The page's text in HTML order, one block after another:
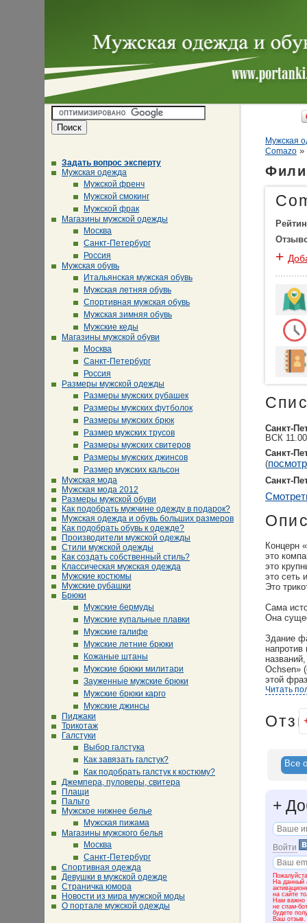
Задать вопрос эксперту
Мужская одежда
Мужской френч
Мужской смокинг
Мужской фрак
Магазины мужской одежды
Москва
Санкт-Петербург
Россия
Мужская обувь
Итальянская мужская обувь
Мужская летняя обувь
Спортивная мужская обувь
Мужская зимняя обувь
Мужские кеды
Магазины мужской обуви
Москва
Санкт-Петербург
Россия
Размеры мужской одежды
Размеры мужских рубашек
Размеры мужских футболок
Размеры мужских брюк
Размер мужских трусов
Размеры мужских свитеров
Размеры мужских джинсов
Размер мужских кальсон
Мужская мода
Мужская мода 2012
Размеры мужской обуви
Как подобрать мужчине одежду в подарок?
Мужская одежда и обувь больших размеров
Как подобрать обувь к одежде?
Производители мужской одежды
Стили мужской одежды
Как создать собственный стиль?
Классическая мужская одежда
Мужские костюмы
Мужские рубашки
Брюки
Мужские бермуды
Мужские купальные плавки
Мужские галифе
Мужские летние брюки
Кожаные штаны
Мужские брюки милитари
Зауженные мужские брюки
Мужские брюки карго
Мужские джинсы
Пиджаки
Трикотаж
Галстуки
Выбор галстука
Как завязать галстук?
Как подобрать галстук к костюму?
Джемпера, пуловеры, свитера
Плащи
Пальто
Мужское нижнее белье
Мужская пижама
Магазины мужского белья
Москва
Санкт-Петербург
Спортивная одежда
Девушки в мужской одежде
Страничка юмора
Новости из мира мужской моды
О портале мужской одежды
Мужская
Comazo »
+
Санкт-
ВСК
Санкт-
(
Санкт-
Концерн
это
это
это сеть
Это
Сама
Она
Здание
Ochsen»
этой
Однажды
уютные
почв) и
История
Комацо
сына по
Конрада.
Хотя
Читать
Все
+
Войти
На данный
на сайте
Нам важно
не спам-
будете
Ваш отзыв.